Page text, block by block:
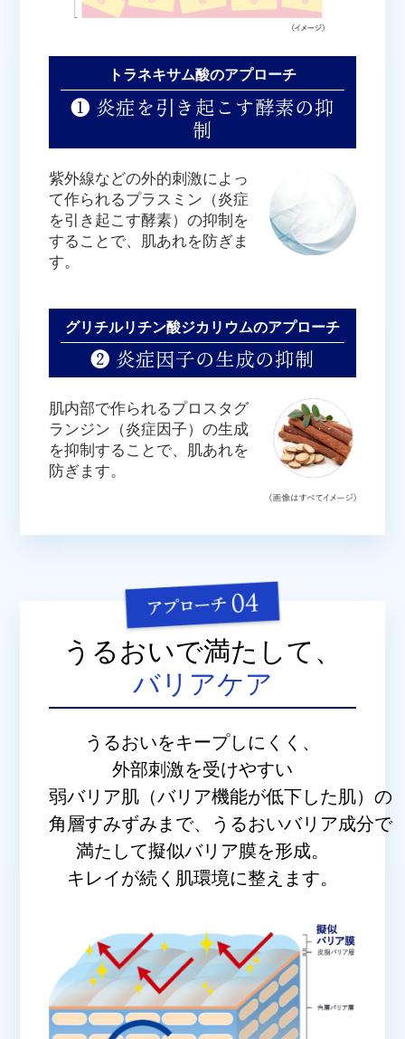
トラネキサム酸のアプローチ
❶ 炎症を引き起こす酵素の抑
制
紫外線などの外的刺激によっ
て作られるプラスミン（炎症
を引き起こす酵素）の抑制を
することで、肌あれを防ぎま
す。
グリチルリチン酸ジカリウムのアプローチ
❷ 炎症因子の生成の抑制
肌内部で作られるプロスタグ
ランジン（炎症因子）の生成
を抑制することで、肌あれを
防ぎます。
うるおいで満たして、
バリアケア
うるおいをキープしにくく、
外部刺激を受けやすい
弱バリア肌（バリア機能が低下した肌）の
角層すみずみまで、うるおいバリア成分で
満たして擬似バリア膜を形成。
キレイが続く肌環境に整えます。